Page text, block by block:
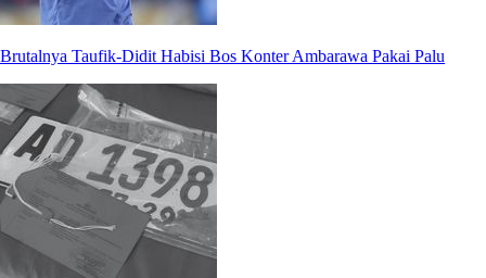
Brutalnya Taufik-Didit Habisi Bos Konter Ambarawa Pakai Palu